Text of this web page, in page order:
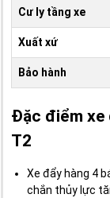
Cư ly tầng xe
Xuất xứ
Bảo hành
Đặc điểm xe
T2
Xe đẩy hàng 4
chắn thủy lực